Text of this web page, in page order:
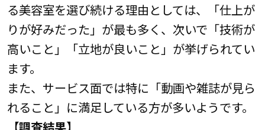
る美容室を選び続ける理由としては、「仕上が
りが好みだった」が最も多く、次いで「技術が
高いこと」「立地が良いこと」が挙げられてい
ます。
また、サービス面では特に「動画や雑誌が見ら
れること」に満足している方が多いようです。